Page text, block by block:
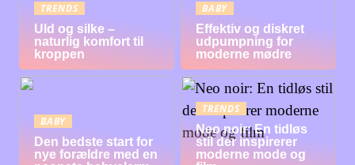
TRENDS
Uld og silke –
naturlig komfort til
kroppen
BABY
Effektiv og diskret
udpumpning for
moderne mødre
BABY
Den bedste start for
nye forældre med en
TRENDS
Neo noir: En tidløs
stil der inspirerer
moderne mode og